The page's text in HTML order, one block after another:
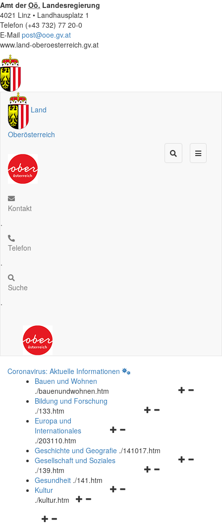
Amt derOö. Landesregierung
4021 Linz • Landhausplatz 1
Telefon (+43 732) 77 20-0
E-Mail post@ooe.gv.at
www.land-oberoesterreich.gv.at
Land
Oberösterreich
Kontakt
.
Telefon
.
Suche
.
Coronavirus: Aktuelle Informationen
Bauen und Wohnen
./bauenundwohnen.htm
Navigationsmenü
Bildung und Forschung
./133.htm
Navigationsmenü
und
schließen
Europa und
Internationales
./203110.htm
Geschichte und Geografie ./141017.htm
Navigationsmenü
Gesellschaft und Soziales
./139.htm
Navigationsmenü
Gesundheit ./141.htm
Navigationsmenü
Kultur
./kultur.htm
Navigationsmenü